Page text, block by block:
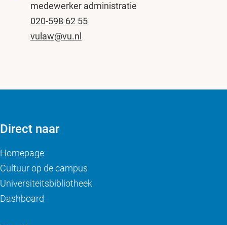
medewerker administratie
020-598 62 55
vulaw@vu.nl
Direct naar
Homepage
Cultuur op de campus
Universiteitsbibliotheek
Dashboard